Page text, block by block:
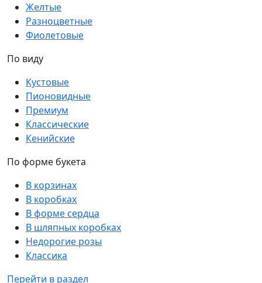
Желтые
Разноцветные
Фиолетовые
По виду
Кустовые
Пионовидные
Премиум
Классические
Кенийские
По форме букета
В корзинах
В коробках
В форме сердца
В шляпных коробках
Недорогие розы
Классика
Перейти в раздел